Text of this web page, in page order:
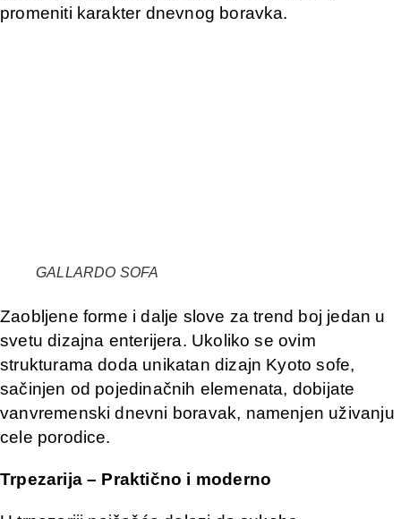
promeniti karakter dnevnog boravka.
GALLARDO SOFA
Zaobljene forme i dalje slove za trend boj jedan u
svetu dizajna enterijera. Ukoliko se ovim
strukturama doda unikatan dizajn Kyoto sofe,
sačinjen od pojedinačnih elemenata, dobijate
vanvremenski dnevni boravak, namenjen uživanju
cele porodice.
Trpezarija – Praktično i moderno